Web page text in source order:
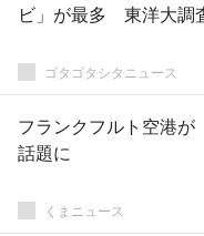
ビ」が最多 東洋大調
ゴタゴタシタニュース
フランクフルト空港が
話題に
くまニュース